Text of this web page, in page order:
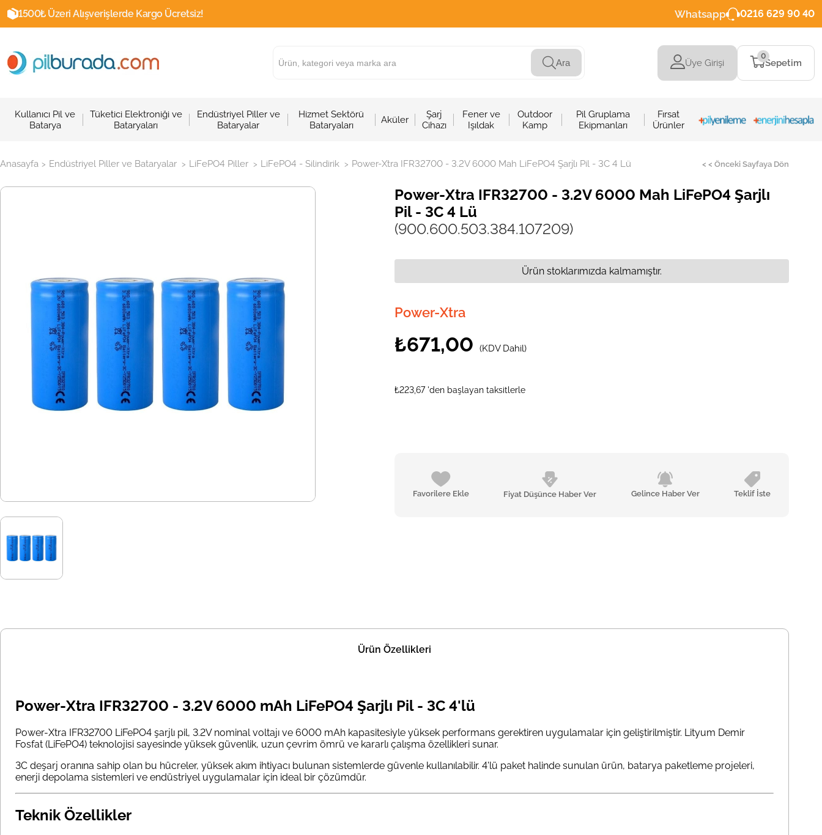
1500₺ Üzeri Alışverişlerde Kargo Ücretsiz! Whatsapp 0216 629 90 40
Ara Üye Girişi Sepetim
0
Kullanıcı Pil ve
Batarya
Tüketici Elektroniği ve
Bataryaları
Endüstriyel Piller ve
Bataryalar
Hizmet Sektörü
Bataryaları
Aküler
Şarj
Cihazı
Fener ve
Işıldak
Outdoor
Kamp
Pil Gruplama
Ekipmanları
Fırsat
Ürünler
Anasayfa > Endüstriyel Piller ve Bataryalar > LiFePO4 Piller > LiFePO4 - Silindirik > Power-Xtra IFR32700 - 3.2V 6000 Mah LiFePO4 Şarjlı Pil - 3C 4 Lü < < Önceki Sayfaya Dön
Power-Xtra IFR32700 - 3.2V 6000 Mah LiFePO4 Şarjlı
Pil - 3C 4 Lü
(900.600.503.384.107209)
Power-Xtra
₺671,00 (KDV Dahil)
₺223,67 'den başlayan taksitlerle
Favorilere Ekle Fiyat Düşünce Haber Ver Gelince Haber Ver Teklif İste
Ürün stoklarımızda kalmamıştır.
Ürün Özellikleri
Power-Xtra IFR32700 - 3.2V 6000 mAh LiFePO4 Şarjlı Pil - 3C 4'lü
Power-Xtra IFR32700 LiFePO4 şarjlı pil, 3.2V nominal voltajı ve 6000 mAh kapasitesiyle yüksek performans gerektiren uygulamalar için geliştirilmiştir. Lityum Demir
Fosfat (LiFePO4) teknolojisi sayesinde yüksek güvenlik, uzun çevrim ömrü ve kararlı çalışma özellikleri sunar.
3C deşarj oranına sahip olan bu hücreler, yüksek akım ihtiyacı bulunan sistemlerde güvenle kullanılabilir. 4'lü paket halinde sunulan ürün, batarya paketleme projeleri,
enerji depolama sistemleri ve endüstriyel uygulamalar için ideal bir çözümdür.
Teknik Özellikler